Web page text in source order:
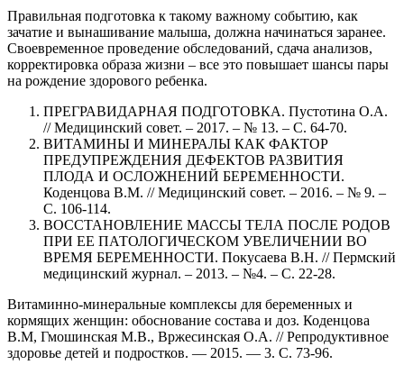
Правильная подготовка к такому важному событию, как
зачатие и вынашивание малыша, должна начинаться заранее.
Своевременное проведение обследований, сдача анализов,
корректировка образа жизни – все это повышает шансы пары
на рождение здорового ребенка.
ПРЕГРАВИДАРНАЯ ПОДГОТОВКА. Пустотина О.А.
// Медицинский совет. – 2017. – № 13. – С. 64-70.
ВИТАМИНЫ И МИНЕРАЛЫ КАК ФАКТОР
ПРЕДУПРЕЖДЕНИЯ ДЕФЕКТОВ РАЗВИТИЯ
ПЛОДА И ОСЛОЖНЕНИЙ БЕРЕМЕННОСТИ.
Коденцова В.М. // Медицинский совет. – 2016. – № 9. –
С. 106-114.
ВОССТАНОВЛЕНИЕ МАССЫ ТЕЛА ПОСЛЕ РОДОВ
ПРИ ЕЕ ПАТОЛОГИЧЕСКОМ УВЕЛИЧЕНИИ ВО
ВРЕМЯ БЕРЕМЕННОСТИ. Покусаева В.Н. // Пермский
медицинский журнал. – 2013. – №4. – С. 22-28.
Витаминно-минеральные комплексы для беременных и
кормящих женщин: обоснование состава и доз. Коденцова
В.М, Гмошинская М.В., Вржесинская О.А. // Репродуктивное
здоровье детей и подростков. — 2015. — 3. С. 73-96.